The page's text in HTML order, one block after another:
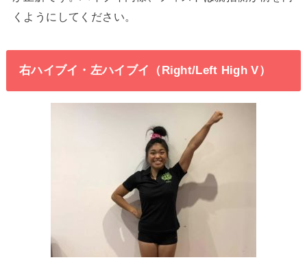
くようにしてください。
右ハイブイ・左ハイブイ（Right/Left High V）